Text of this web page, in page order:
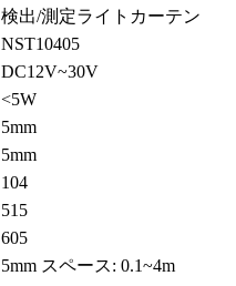
検出/測定ライトカーテン
NST10405
DC12V~30V
<5W
5mm
5mm
104
515
605
5mm スペース: 0.1~4m